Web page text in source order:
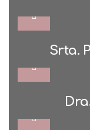
T
É
C
N
I
C
O
S
U
P
E
R
I
O
R
E
S
T
É
T
I
C
A Srta.